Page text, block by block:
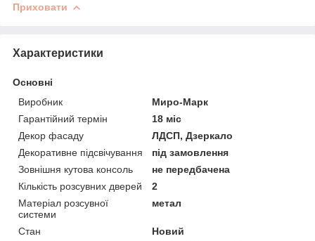
Приховати
Характеристики
Основні
Виробник
Миро-Марк
Гарантійний термін
18 міс
Декор фасаду
ЛДСП, Дзеркало
Декоративне підсвічування
під замовлення
Зовнішня кутова консоль
не передбачена
Кількість розсувних дверей
2
Матеріал розсувної
системи
метал
Стан
Новий